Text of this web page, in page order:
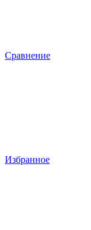
Сравнение
Избранное